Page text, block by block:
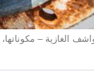
الغازية –